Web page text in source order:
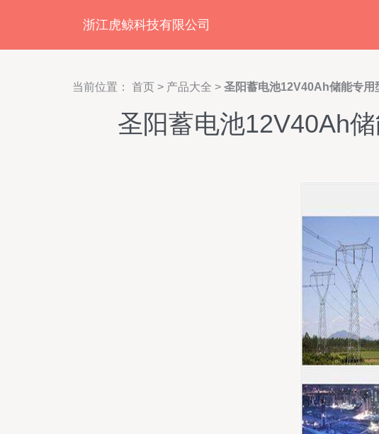
浙江虎鲸科技有限公司
当前位置： 首页 > 产品大全 > 圣阳蓄电池12V40Ah储能专用
圣阳蓄电池12V40Ah